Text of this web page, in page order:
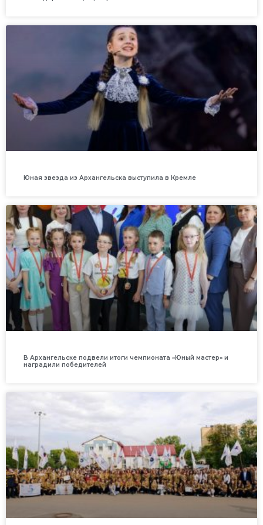
Юная звезда из Архангельска выступила в Кремле
В Архангельске подвели итоги чемпионата «Юный мастер» и
наградили победителей